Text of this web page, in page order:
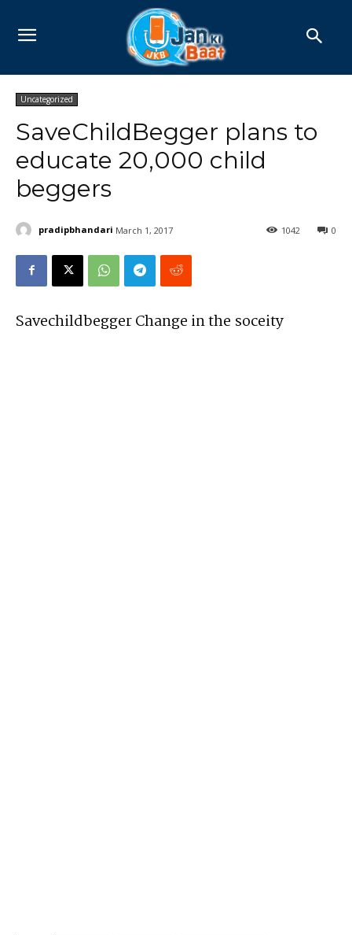
Uncategorized
SaveChildBegger plans to
educate 20,000 child
beggers
pradipbhandari March 1, 2017 0
1042
Savechildbegger Change in the soceity